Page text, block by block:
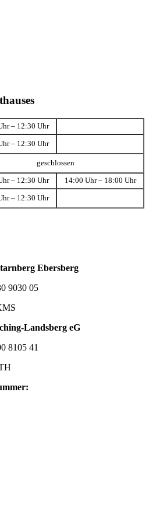
– 12:30 Uhr
– 12:30 Uhr
geschlossen
– 12:30 Uhr 14:00 Uhr – 18:00 Uhr
– 12:30 Uhr
Ebersberg
9030 05
Landsberg eG
8105 41